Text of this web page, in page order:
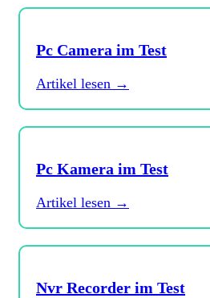
Pc Camera im Test
Artikel lesen →
Pc Kamera im Test
Artikel lesen →
Nvr Recorder im Test